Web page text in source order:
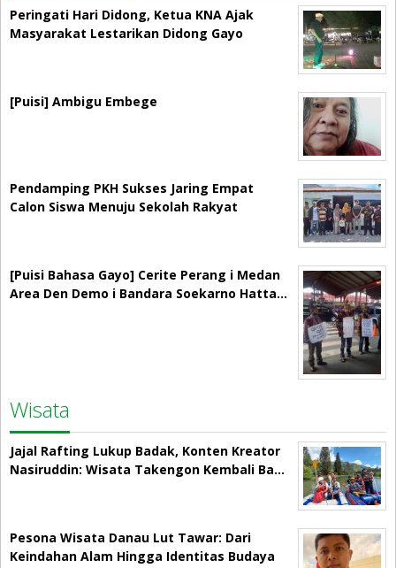
Peringati Hari Didong, Ketua KNA Ajak
Masyarakat Lestarikan Didong Gayo
[Puisi] Ambigu Embege
Pendamping PKH Sukses Jaring Empat
Calon Siswa Menuju Sekolah Rakyat
[Puisi Bahasa Gayo] Cerite Perang i Medan
Area Den Demo i Bandara Soekarno Hatta…
Wisata
Jajal Rafting Lukup Badak, Konten Kreator
Nasiruddin: Wisata Takengon Kembali Ba…
Pesona Wisata Danau Lut Tawar: Dari
Keindahan Alam Hingga Identitas Budaya